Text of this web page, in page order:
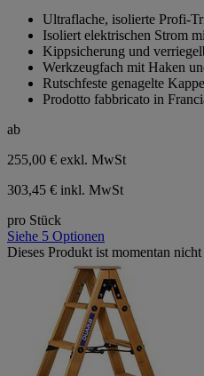
Sternen.
Ultraflache, isolierte Profi-
Isoliert elektrischen Strom
Kippsicherung und
Werkzeugfach mit Haken
Rutschfeste genagelte
Prodotto fabbricato in
ab
255,00 € exkl. MwSt
303,45 € inkl. MwSt
pro Stück
Siehe 5 Optionen
Dieses Produkt ist momentan